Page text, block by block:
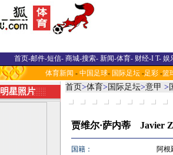
首页-邮件-短信- 商城-搜索- 新闻-体育- 财经-I T- 娱
体育新闻 - 中国足球- 国际足坛 -足彩 -篮
明星照片 首页>体育> 国际足坛>意甲 >
贾维尔·萨内蒂 Javier
国籍：
阿